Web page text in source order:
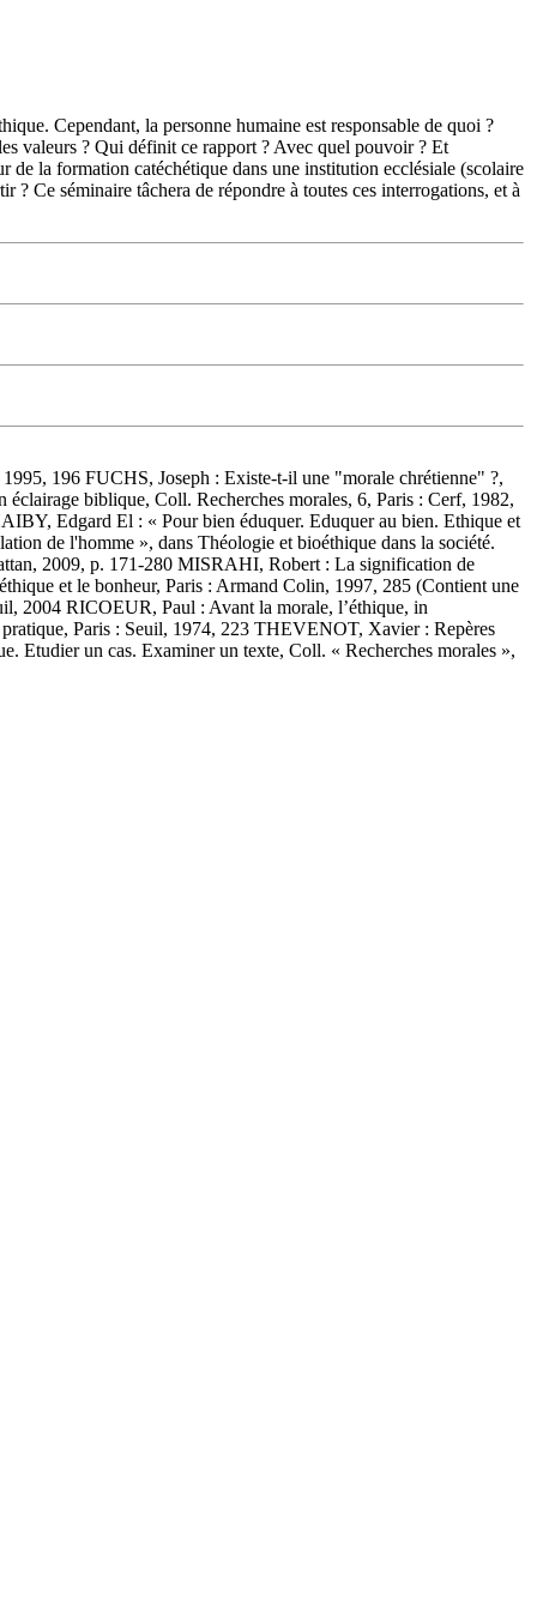
Cependant, la personne humaine est responsable de quoi ?
valeurs ? Qui définit ce rapport ? Avec quel pouvoir ? Et
de la formation catéchétique dans une institution ecclésiale (scolaire
Ce séminaire tâchera de répondre à toutes ces interrogations, et à
196 FUCHS, Joseph : Existe-t-il une "morale chrétienne" ?,
biblique, Coll. Recherches morales, 6, Paris : Cerf, 1982,
Edgard El : « Pour bien éduquer. Eduquer au bien. Ethique et
de l'homme », dans Théologie et bioéthique dans la société.
2009, p. 171-280 MISRAHI, Robert : La signification de
et le bonheur, Paris : Armand Colin, 1997, 285 (Contient une
2004 RICOEUR, Paul : Avant la morale, l’éthique, in
Paris : Seuil, 1974, 223 THEVENOT, Xavier : Repères
Etudier un cas. Examiner un texte, Coll. « Recherches morales »,